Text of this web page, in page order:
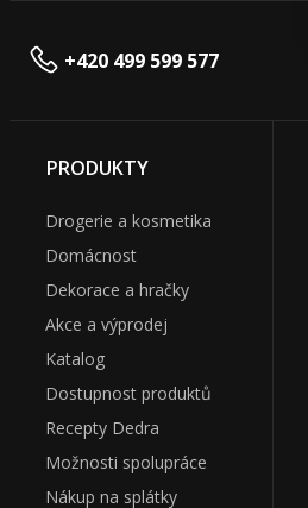
+420 499 599 577
PRODUKTY
Drogerie a kosmetika
Domácnost
Dekorace a hračky
Akce a výprodej
Katalog
Dostupnost produktů
Recepty Dedra
Možnosti spolupráce
Nákup na splátky